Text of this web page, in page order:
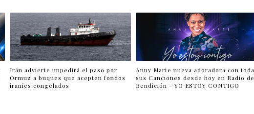
Irán advierte impedirá el paso por
Ormuz a buques que acepten fondos
iraníes congelados
Anny Marte nueva adoradora con toda
sus Canciones desde hoy en Radio de
Bendición - YO ESTOY CONTIGO